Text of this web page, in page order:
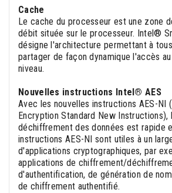
Cache
Le cache du processeur est une zone
débit située sur le processeur. Intel®
désigne l'architecture permettant à
partager de façon dynamique l'accès
niveau.
Nouvelles instructions Intel® AES
Avec les nouvelles instructions AES-NI
Encryption Standard New
déchiffrement des données est rapide
instructions AES-NI sont utiles à un
d'applications cryptographiques, par
applications de chiffrement/
d'authentification, de génération de
de chiffrement authentifié.